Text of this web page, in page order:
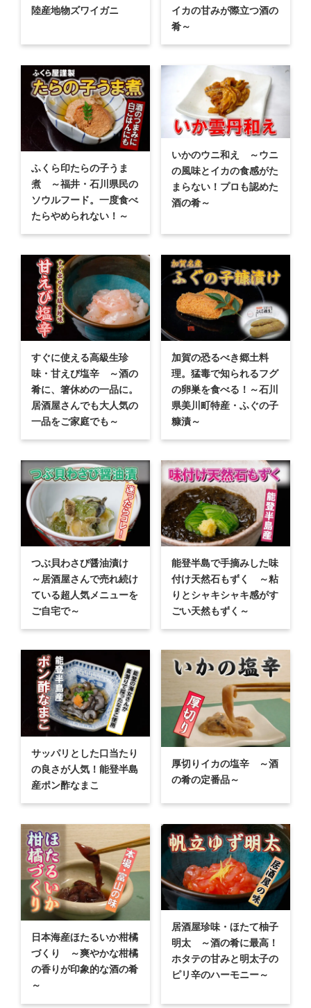
陸産地物ズワイガニ
イカの甘みが際立つ酒の
肴～
ふくら印たらの子うま
煮 ～福井・石川県民の
ソウルフード。一度食べ
たらやめられない！～
いかのウニ和え ～ウニ
の風味とイカの食感がた
まらない！プロも認めた
酒の肴～
すぐに使える高級生珍
味・甘えび塩辛 ～酒の
肴に、箸休めの一品に。
居酒屋さんでも大人気の
一品をご家庭でも～
加賀の恐るべき郷土料
理。猛毒で知られるフグ
の卵巣を食べる！～石川
県美川町特産・ふぐの子
糠漬～
つぶ貝わさび醤油漬け
～居酒屋さんで売れ続け
ている超人気メニューを
ご自宅で～
能登半島で手摘みした味
付け天然石もずく ～粘
りとシャキシャキ感がす
ごい天然もずく～
サッパリとした口当たり
の良さが人気！能登半島
産ポン酢なまこ
厚切りイカの塩辛 ～酒
の肴の定番品～
日本海産ほたるいか柑橘
づくり ～爽やかな柑橘
の香りが印象的な酒の肴
～
居酒屋珍味・ほたて柚子
明太 ～酒の肴に最高！
ホタテの甘みと明太子の
ピリ辛のハーモニー～